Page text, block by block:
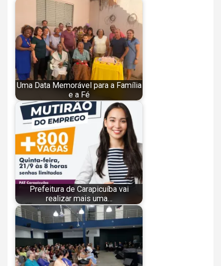
Uma Data Memorável para a Família
e a Fé
Prefeitura de Carapicuíba vai
realizar mais uma…